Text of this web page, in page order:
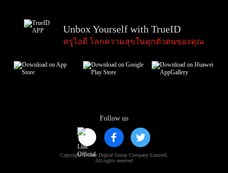
Follow us
Copyright © True Digital Group Company Limited.
All rights reserved
Unbox Yourself with TrueID
ทรูไอดี โลกความสุขในทุกตัวตนของคุณ